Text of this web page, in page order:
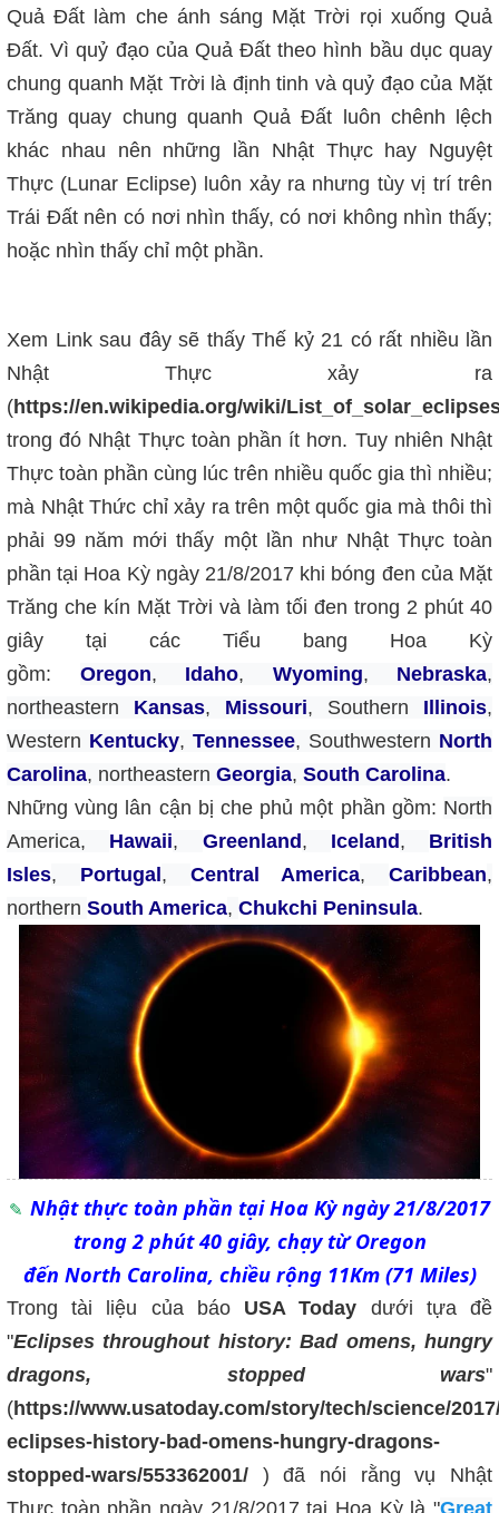
Quả Đất làm che ánh sáng Mặt Trời rọi xuống Quả
Đất. Vì quỷ đạo của Quả Đất theo hình bầu dục quay
chung quanh Mặt Trời là định tinh và quỷ đạo của Mặt
Trăng quay chung quanh Quả Đất luôn chênh lệch
khác nhau nên những lần Nhật Thực hay Nguyệt
Thực (Lunar Eclipse) luôn xảy ra nhưng tùy vị trí trên
Trái Đất nên có nơi nhìn thấy, có nơi không nhìn thấy;
hoặc nhìn thấy chỉ một phần.
Xem Link sau đây sẽ thấy Thế kỷ 21 có rất nhiều lần
Nhật Thực xảy ra
(https://en.wikipedia.org/wiki/
trong đó Nhật Thực toàn phần ít hơn. Tuy nhiên Nhật
Thực toàn phần cùng lúc trên nhiều quốc gia thì nhiều;
mà Nhật Thức chỉ xảy ra trên một quốc gia mà thôi thì
phải 99 năm mới thấy một lần như Nhật Thực toàn
phần tại Hoa Kỳ ngày 21/8/2017 khi bóng đen của Mặt
Trăng che kín Mặt Trời và làm tối đen trong 2 phút 40
giây tại các Tiểu bang Hoa Kỳ
gồm: Oregon, Idaho, Wyoming, Nebraska,
northeastern Kansas, Missouri, Southern Illinois,
Western Kentucky, Tennessee, Southwestern North
Carolina, northeastern Georgia, South Carolina.
Những vùng lân cận bị che phủ một phần gồm: North
America,
Hawaii, Greenland , Iceland ,
British
Isles, Portugal , Central America, Caribbean,
northern South America, Chukchi Peninsula.
Nhật thực toàn phần tại Hoa Kỳ ngày 21/8/2017
trong 2 phút 40 giây, chạy từ Oregon
đến North Carolina, chiều rộng 11Km (71 Miles)
Trong tài liệu của báo USA Today dưới tựa đề
"Eclipses throughout history: Bad omens, hungry
dragons, stopped wars"
(https://www.usatoday.com/story/tech/science/
eclipses-history-bad-omens-hungry-dragons-
stopped-wars/553362001/ ) đã nói rằng vụ Nhật